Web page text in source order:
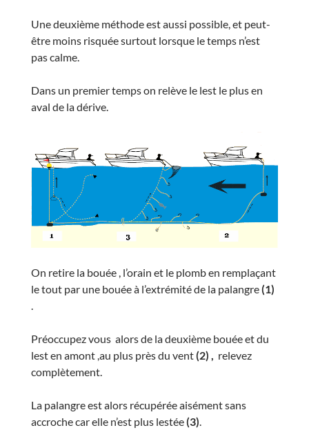
Une deuxième méthode est aussi possible, et peut-
être moins risquée surtout lorsque le temps n’est
pas calme.
Dans un premier temps on relève le lest le plus en
aval de la dérive.
On retire la bouée , l’orain et le plomb en remplaçant
le tout par une bouée à l’extrémité de la palangre(1)
.
Préoccupez vous alors de la deuxième bouée et du
lest en amont ,au plus près du vent(2) , relevez
complètement.
La palangre est alors récupérée aisément sans
accroche car elle n’est plus lestée(3).